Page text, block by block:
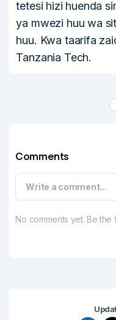
tetesi hizi huenda
ya mwezi huu wa
huu. Kwa taarifa
Tanzania Tech.
Comments
Write a comment...
No comments yet. Be the